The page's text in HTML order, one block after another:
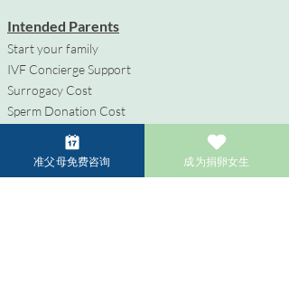
Intended Parents
Start your family
IVF Concierge Support
Surrogacy Cost
Sperm Donation Cost
Egg Donation Cost
Surrogacy for Gay Couples
准父母免费咨询 成为捐卵女生